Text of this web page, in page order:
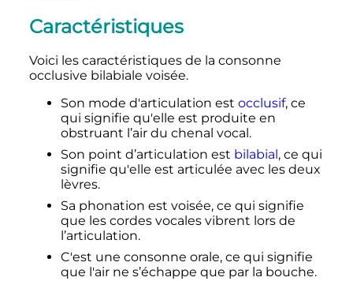
Caractéristiques
Voici les caractéristiques de la consonne
occlusive bilabiale voisée.
Son mode d'articulation est occlusif, ce
qui signifie qu'elle est produite en
obstruant l’air du chenal vocal.
Son point d’articulation est bilabial , ce qui
signifie qu'elle est articulée avec les deux
lèvres.
Sa phonation est voisée, ce qui signifie
que les cordes vocales vibrent lors de
l’articulation.
C'est une consonne orale, ce qui signifie
que l'air ne s’échappe que par la bouche.